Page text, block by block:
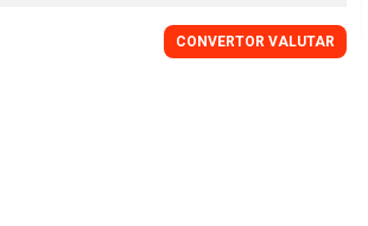
CONVERTOR VALUTAR